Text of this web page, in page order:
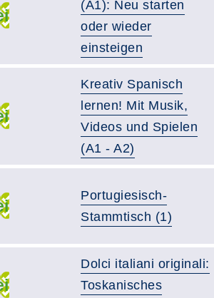
(A1): Neu starten
oder wieder
einsteigen
Kreativ Spanisch
lernen! Mit Musik,
Videos und Spielen
(A1 - A2)
Portugiesisch-
Stammtisch (1)
Dolci italiani originali:
Toskanisches